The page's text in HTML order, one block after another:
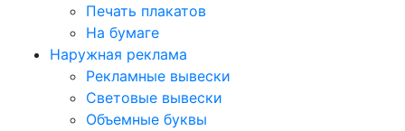
Печать плакатов
На бумаге
Наружная реклама
Рекламные вывески
Световые вывески
Объемные буквы